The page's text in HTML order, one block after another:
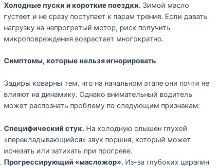
Холодные пуски и короткие поездки.Зимой масло
густеет и не сразу поступает к парам трения. Если давать
нагрузку на непрогретый мотор, риск получить
микроповреждения возрастает многократно.
Симптомы, которые нельзя игнорировать
Задиры коварны тем, что на начальном этапе они почти не
влияют на динамику. Однако внимательный водитель
может распознать проблему по следующим признакам:
Специфический стук.На холодную слышен глухой
«перекладывающийся» звук поршня, который может
исчезать или затихать при прогреве.
Прогрессирующий «масложор».Из-за глубоких царапин